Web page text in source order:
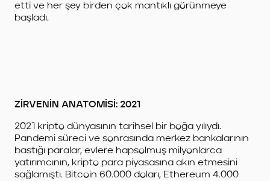
etti ve her şey birden çok mantıklı görünmeye
başladı.
ZİRVENİN ANATOMİSİ: 2021
2021 kripto dünyasının tarihsel bir boğa yılıydı.
Pandemi süreci ve sonrasında merkez bankalarının
bastığı paralar, evlere hapsolmuş milyonlarca
yatırımcının, kripto para piyasasına akın etmesini
sağlamıştı. Bitcoin 60.000 doları, Ethereum 4.000